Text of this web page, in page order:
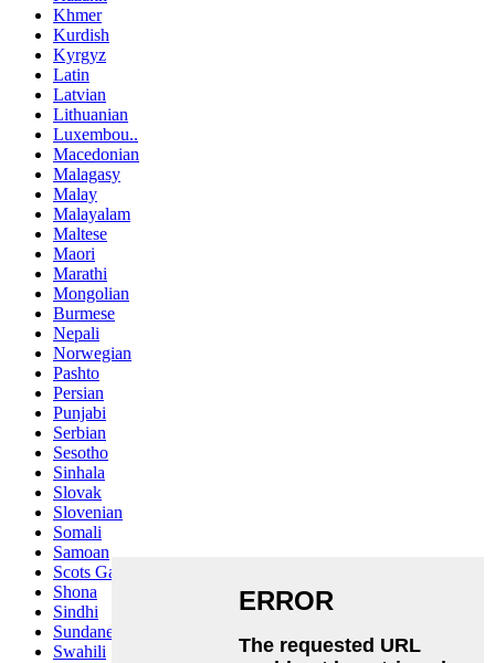
Khmer
Kurdish
Kyrgyz
Latin
Latvian
Lithuanian
Luxembou..
Macedonian
Malagasy
Malay
Malayalam
Maltese
Maori
Marathi
Mongolian
Burmese
Nepali
Norwegian
Pashto
Persian
Punjabi
Serbian
Sesotho
Sinhala
Slovak
Slovenian
Somali
Samoan
Scots Gaelic
Shona
Sindhi
Sundanese
Swahili